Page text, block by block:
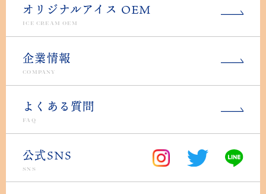
オリジナルアイス OEM
ICE CREAM OEM
企業情報
COMPANY
よくある質問
FAQ
公式SNS
SNS